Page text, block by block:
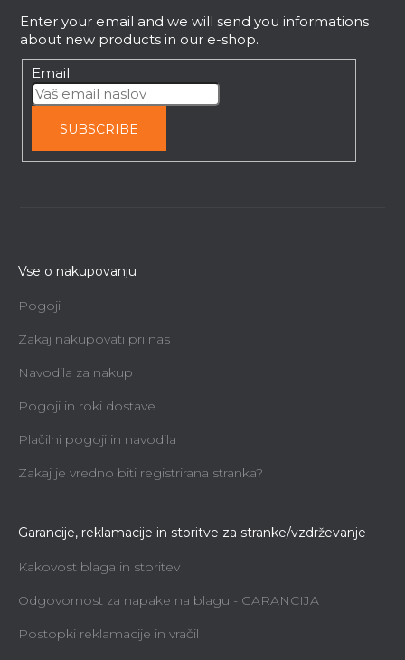
žaga za obrezovanje 1020200
Na povpraševanje
64,41 €
Enter your email and we will send you informations
about new products in our e-shop.
Email
SUBSCRIBE
Vse o nakupovanju
Pogoji
Zakaj nakupovati pri nas
Navodila za nakup
Pogoji in roki dostave
Plačilni pogoji in navodila
Zakaj je vredno biti registrirana stranka?
Garancije, reklamacije in storitve za stranke/vzdrževanje
Kakovost blaga in storitev
Odgovornost za napake na blagu - GARANCIJA
Postopki reklamacije in vračil